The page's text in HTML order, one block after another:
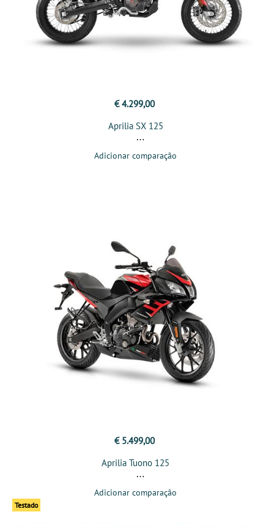
€ 4.299,00
Aprilia SX 125
Adicionar comparação
€ 5.499,00
Aprilia Tuono 125
Adicionar comparação
Testado